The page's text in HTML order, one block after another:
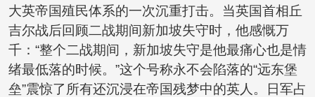
大英帝国殖民体系的一次沉重打击。当英国首相丘
吉尔战后回顾二战期间新加坡失守时，他感慨万
千：“整个二战期间，新加坡失守是他最痛心也是情
绪最低落的时候。”这个号称永不会陷落的“远东堡
垒”震惊了所有还沉浸在帝国残梦中的英人。日军占